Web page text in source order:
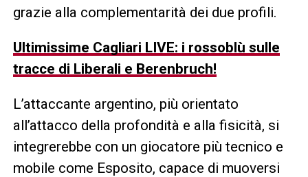
grazie alla complementarità dei due profili.
Ultimissime Cagliari LIVE: i rossoblù sulle
tracce di Liberali e Berenbruch!
L’attaccante argentino, più orientato
all’attacco della profondità e alla fisicità, si
integrerebbe con un giocatore più tecnico e
mobile come Esposito, capace di muoversi